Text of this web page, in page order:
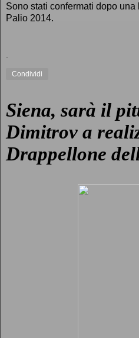
Sono stati confermati dopo una
Palio 2014.
.
Condividi
Siena, sarà il
Dimitrov a
Drappellone